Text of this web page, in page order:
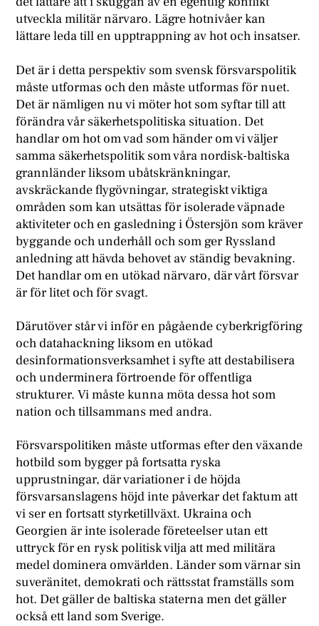
utveckla militär närvaro. Lägre hotnivåer kan
lättare leda till en upptrappning av hot och insatser.
Det är i detta perspektiv som svensk försvarspolitik
måste utformas och den måste utformas för nuet.
Det är nämligen nu vi möter hot som syftar till att
förändra vår säkerhetspolitiska situation. Det
handlar om hot om vad som händer om vi väljer
samma säkerhetspolitik som våra nordisk-baltiska
grannländer liksom ubåtskränkningar,
avskräckande flygövningar, strategiskt viktiga
områden som kan utsättas för isolerade väpnade
aktiviteter och en gasledning i Östersjön som kräver
byggande och underhåll och som ger Ryssland
anledning att hävda behovet av ständig bevakning.
Det handlar om en utökad närvaro, där vårt försvar
är för litet och för svagt.
Därutöver står vi inför en pågående cyberkrigföring
och datahackning liksom en utökad
desinformationsverksamhet i syfte att destabilisera
och underminera förtroende för offentliga
strukturer. Vi måste kunna möta dessa hot som
nation och tillsammans med andra.
Försvarspolitiken måste utformas efter den växande
hotbild som bygger på fortsatta ryska
upprustningar, där variationer i de höjda
försvarsanslagens höjd inte påverkar det faktum att
vi ser en fortsatt styrketillväxt. Ukraina och
Georgien är inte isolerade företeelser utan ett
uttryck för en rysk politisk vilja att med militära
medel dominera omvärlden. Länder som värnar sin
suveränitet, demokrati och rättsstat framställs som
hot. Det gäller de baltiska staterna men det gäller
också ett land som Sverige.